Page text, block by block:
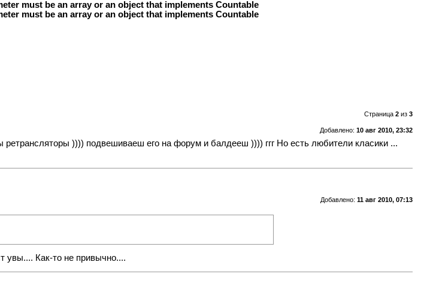
must be an array or an object that implements Countable
must be an array or an object that implements Countable
Страница 2из 3
Добавлено: 10 авг 2010, 23:32
)))) подвешиваеш его на форум и балдееш )))) ггг Но есть любители класики ...
Добавлено: 11 авг 2010, 07:13
увы.... Как-то не привычно....